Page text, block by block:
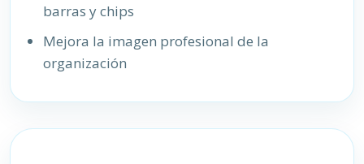
barras y chips
Mejora la imagen profesional de la
organización